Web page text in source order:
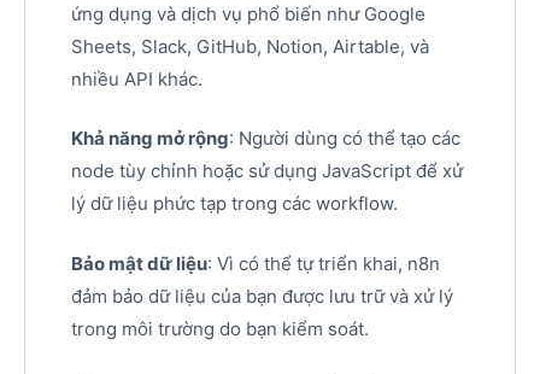
ứng dụng và dịch vụ phổ biến như Google
Sheets, Slack, GitHub, Notion, Airtable, và
nhiều API khác.
Khả năng mở rộng: Người dùng có thể tạo các
node tùy chỉnh hoặc sử dụng JavaScript để xử
lý dữ liệu phức tạp trong các workflow.
Bảo mật dữ liệu: Vì có thể tự triển khai, n8n
đảm bảo dữ liệu của bạn được lưu trữ và xử lý
trong môi trường do bạn kiểm soát.